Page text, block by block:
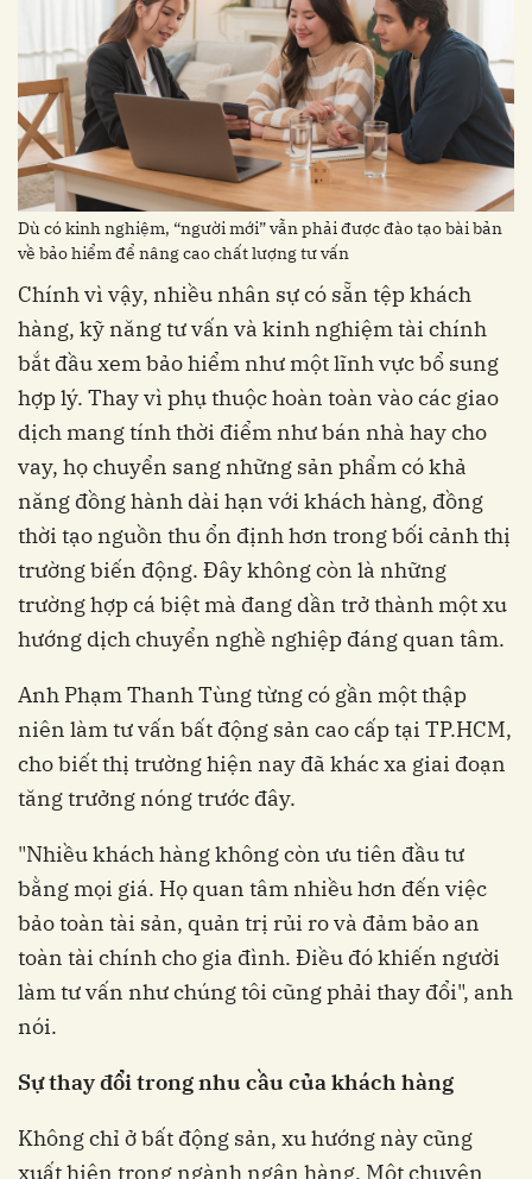
Dù có kinh nghiệm, “người mới” vẫn phải được đào tạo bài bản
về bảo hiểm để nâng cao chất lượng tư vấn
Chính vì vậy, nhiều nhân sự có sẵn tệp khách
hàng, kỹ năng tư vấn và kinh nghiệm tài chính
bắt đầu xem bảo hiểm như một lĩnh vực bổ sung
hợp lý. Thay vì phụ thuộc hoàn toàn vào các giao
dịch mang tính thời điểm như bán nhà hay cho
vay, họ chuyển sang những sản phẩm có khả
năng đồng hành dài hạn với khách hàng, đồng
thời tạo nguồn thu ổn định hơn trong bối cảnh thị
trường biến động. Đây không còn là những
trường hợp cá biệt mà đang dần trở thành một xu
hướng dịch chuyển nghề nghiệp đáng quan tâm.
Anh Phạm Thanh Tùng từng có gần một thập
niên làm tư vấn bất động sản cao cấp tại TP.HCM,
cho biết thị trường hiện nay đã khác xa giai đoạn
tăng trưởng nóng trước đây.
"Nhiều khách hàng không còn ưu tiên đầu tư
bằng mọi giá. Họ quan tâm nhiều hơn đến việc
bảo toàn tài sản, quản trị rủi ro và đảm bảo an
toàn tài chính cho gia đình. Điều đó khiến người
làm tư vấn như chúng tôi cũng phải thay đổi", anh
nói.
Sự thay đổi trong nhu cầu của khách hàng
Không chỉ ở bất động sản, xu hướng này cũng
xuất hiện trong ngành ngân hàng. Một chuyên